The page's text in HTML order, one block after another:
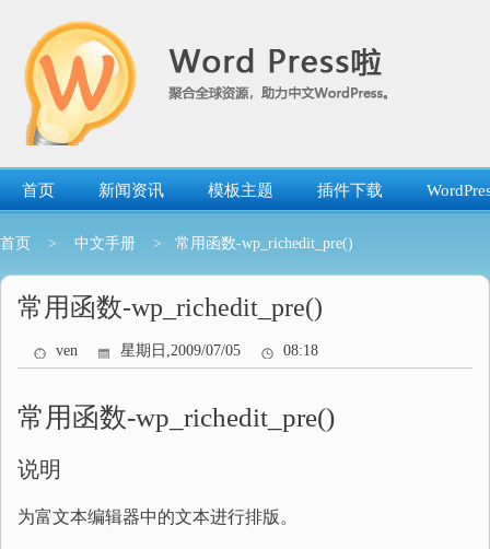
首页 新闻资讯 模板主题 插件下载
首页 > 中文手册 > 常用函数-wp_richedit_pre()
常用函数-wp_richedit_pre()
ven 星期日,2009/07/05 08:18
常用函数-wp_richedit_pre()
说明
为富文本编辑器中的文本进行排版。